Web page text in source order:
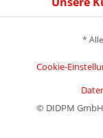
*
Cookie-
© DIDPM